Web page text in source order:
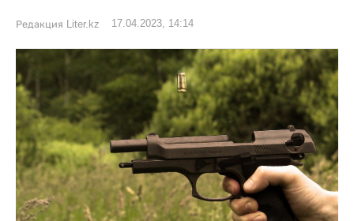
Редакция Liter.kz 17.04.2023, 14:14